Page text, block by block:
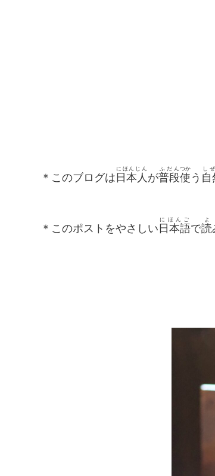
＊このブログは 日本人
にほんじん
が普段
ふだん
使
つか
う 自
し
＊このポストをやさしい 日本語
にほんご
で読
よ